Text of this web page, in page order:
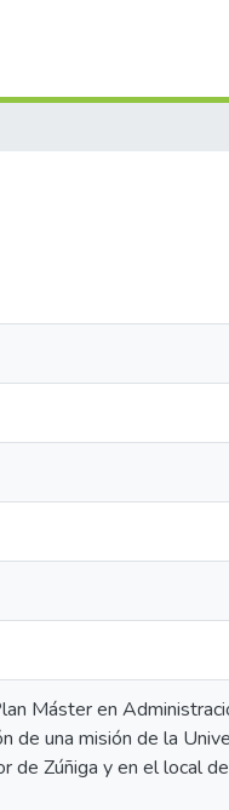
Máster en
de una misión de la
de Zúñiga y en el local